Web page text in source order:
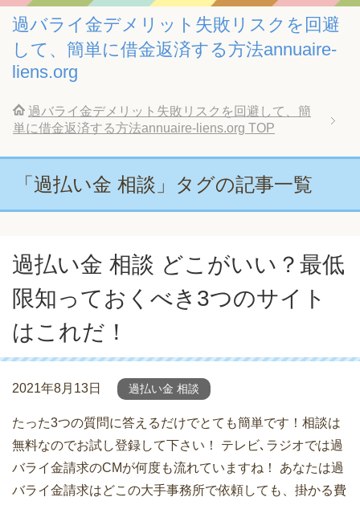
過バライ金デメリット失敗リスクを回避
して、簡単に借金返済する方法annuaire-
liens.org
過バライ金デメリット失敗リスクを回避して、簡
単に借金返済する方法annuaire-liens.org TOP
「過払い金 相談」タグの記事一覧
過払い金 相談 どこがいい？最低
限知っておくべき3つのサイト
はこれだ！
2021年8月13日 過払い金 相談
たった3つの質問に答えるだけでとても簡単です！相談は
無料なのでお試し登録して下さい！ テレビ､ラジオでは過
バライ金請求のCMが何度も流れていますね！ あなたは過
バライ金請求はどこの大手事務所で依頼しても、掛かる費